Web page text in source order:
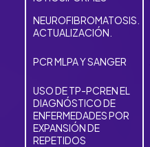
NEUROFIBROMATOSIS.
ACTUALIZACIÓN.
PCR MLPA Y SANGER
USO DE TP-PCREN EL
DIAGNÓSTICO DE
ENFERMEDADES POR
EXPANSIÓN DE
REPETIDOS